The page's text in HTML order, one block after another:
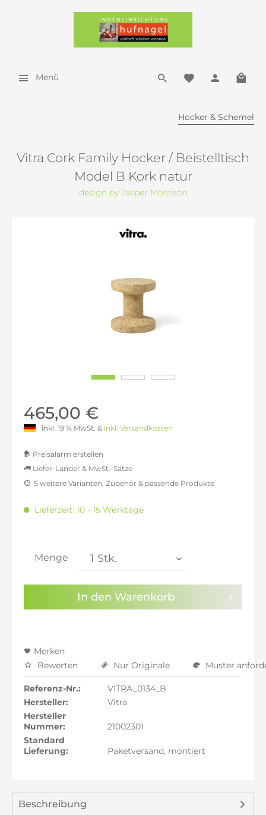
Menü
Hocker & Schemel
Vitra Cork Family Hocker / Beistelltisch
Model B Kork natur
design by Jasper Morrison
465,00 €
inkl. 19 % MwSt. & inkl. Versandkosten
Preisalarm erstellen
Sie haben dieDatenschutzbestimmungenzur
Kenntnis genommen.
Liefer-Länder & MwSt.-Sätze
inkl. 16% MwSt.: 453,28 €
inkl. 21% MwSt.: 472,82 €
inkl. 22% MwSt.: 476,72 €
5 weitere Varianten, Zubehör & passende Produkte
Lieferzeit: 10 - 15 Werktage
Menge
In den Warenkorb
Merken
Bewerten
Nur Originale Muster
Referenz-Nr.:
VITRA_0134_B
Hersteller:
Vitra
Hersteller
Nummer:
21002301
Standard
Lieferung:
Paketversand, montiert
Beschreibung